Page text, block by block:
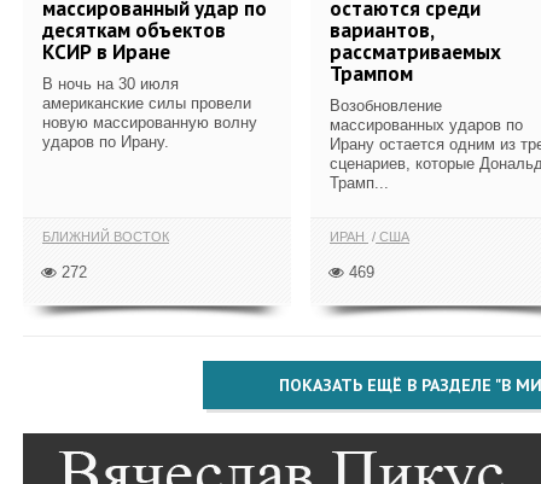
массированный удар по
десяткам объектов
КСИР в Иране
В ночь на 30 июля
американские силы провели
новую массированную волну
ударов по Ирану.
БЛИЖНИЙ ВОСТОК
272
остаются среди
вариантов,
рассматриваемых
Трампом
Возобновление
массированных ударов по
Ирану остается одним из
сценариев, которые
Трамп...
ИРАН США
469
ПОКАЗАТЬ ЕЩЁ В РАЗДЕЛЕ "В